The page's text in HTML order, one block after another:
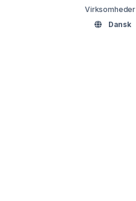
Virksomheder
Dansk